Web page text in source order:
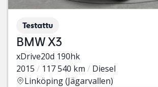
Testattu
BMW X3
xDrive20d 190hk
2015
117 540 km
Diesel
Linköping (Jägarvallen)